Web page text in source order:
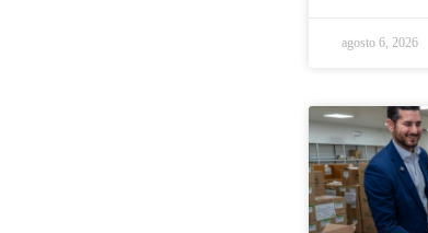
agosto 6, 2026